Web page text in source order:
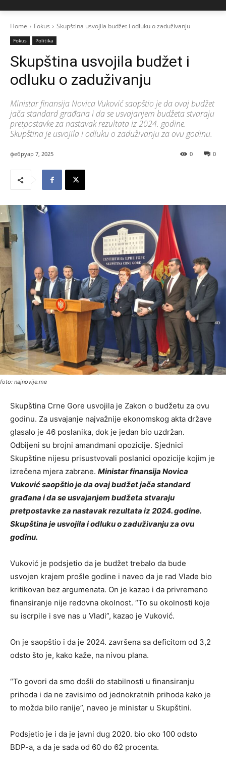
Home Fokus Skupština usvojila budžet i odluku o zaduživanju
Fokus Politika
Skupština usvojila budžet i
odluku o zaduživanju
Ministar finansija Novica Vuković saopštio je da ovaj budžet
jača standard građana i da se usvajanjem budžeta stvaraju
pretpostavke za nastavak rezultata iz 2024. godine.
Skupština je usvojila i odluku o zaduživanju za ovu godinu.
фебруар 7, 2025 0
0
foto: najnovije.me
Skupština Crne Gore usvojila je Zakon o budžetu za ovu
godinu. Za usvajanje najvažnije ekonomskog akta države
glasalo je 46 poslanika, dok je jedan bio uzdržan.
Odbijeni su brojni amandmani opozicije. Sjednici
Skupštine nijesu prisustvovali poslanici opozicije kojim je
izrečena mjera zabrane. Ministar finansija Novica
Vuković saopštio je da ovaj budžet jača standard
građana i da se usvajanjem budžeta stvaraju
pretpostavke za nastavak rezultata iz 2024. godine.
Skupština je usvojila i odluku o zaduživanju za ovu
godinu.
Vuković je podsjetio da je budžet trebalo da bude
usvojen krajem prošle godine i naveo da je rad Vlade bio
kritikovan bez argumenata. On je kazao i da privremeno
finansiranje nije redovna okolnost. “To su okolnosti koje
su iscrpile i sve nas u Vladi”, kazao je Vuković.
On je saopštio i da je 2024. završena sa deficitom od 3,2
odsto što je, kako kaže, na nivou plana.
“To govori da smo došli do stabilnosti u finansiranju
prihoda i da ne zavisimo od jednokratnih prihoda kako je
to možda bilo ranije”, naveo je ministar u Skupštini.
Podsjetio je i da je javni dug 2020. bio oko 100 odsto
BDP-a, a da je sada od 60 do 62 procenta.